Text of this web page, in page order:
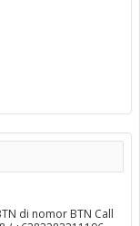
di nomor BTN Call